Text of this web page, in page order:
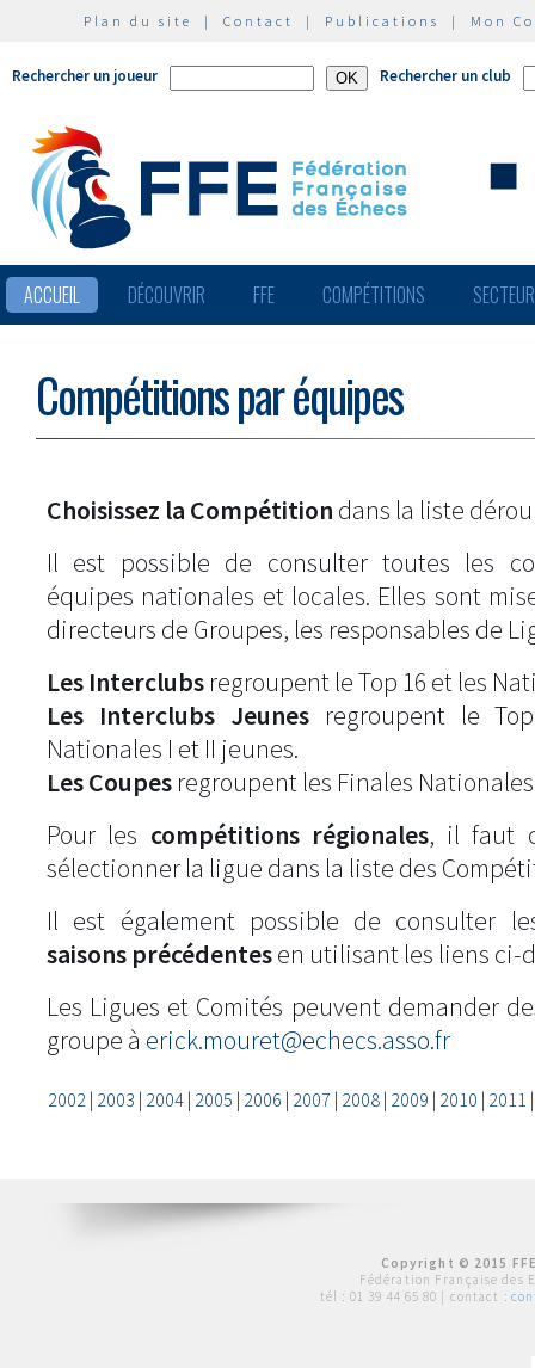
Plan du site | Contact | Publications | Mon
Rechercher un joueur Rechercher un club
ACCUEIL DÉCOUVRIR FFE COMPÉTITIONS
Compétitions par équipes
Choisissez la Compétition dans la liste
Il est possible de consulter toutes les
équipes nationales et locales. Elles sont
directeurs de Groupes, les responsables de
Les Interclubs regroupent le Top 16 et les
Les Interclubs Jeunesregroupent le
Nationales I et II jeunes.
Les Coupes regroupent les Finales
Pour les compétitions régionales, il faut
sélectionner la ligue dans la liste des
Il est également possible de consulter
saisons précédentesen utilisant les liens ci-
Les Ligues et Comités peuvent demander
groupe à erick.mouret@echecs.asso.fr
2002| 2003 | 2004| 2005 | 2006 | 2007 | 2008| 2009 | 2010 | 2011
Copyright © 2015
Fédération Française des
tél : 01 39 44 65 80 | contact :